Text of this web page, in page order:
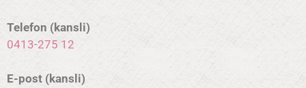
Telefon (kansli)
0413-275 12
E-post (kansli)